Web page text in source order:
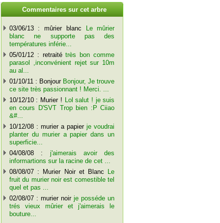
Commentaires sur cet arbre
03/06/13 : mûrier blanc Le mûrier
blanc ne supporte pas des
températures inférie...
05/01/12 : retraitétrès bon comme
parasol ,inconvénient rejet sur 10m
au al...
01/10/11 : Bonjour Bonjour, Je trouve
ce site très passionnant ! Merci. ...
10/12/10 : Murier ! Lol salut ! je suis
en cours D'SVT Trop bien :P Ciiao
&#...
10/12/08 : murier a papierje voudrai
planter du murier a papier dans un
superficie...
04/08/08 : j'aimerais avoir des
informartions sur la racine de cet ...
08/08/07 : Murier Noir et Blanc Le
fruit du murier noir est comestible tel
quel et pas ...
02/08/07 : murier noirje posséde un
trés vieux mûrier et j'aimerais le
bouture...